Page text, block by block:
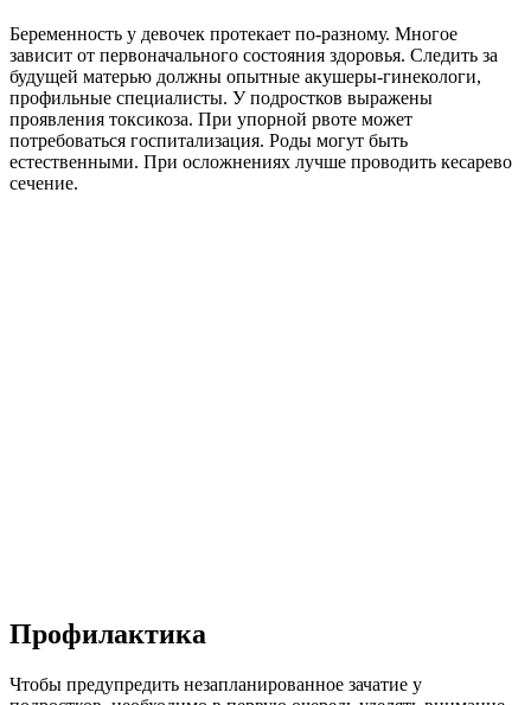
Беременность у девочек протекает по-разному. Многое
зависит от первоначального состояния здоровья. Следить за
будущей матерью должны опытные акушеры-гинекологи,
профильные специалисты. У подростков выражены
проявления токсикоза. При упорной рвоте может
потребоваться госпитализация. Роды могут быть
естественными. При осложнениях лучше проводить кесарево
сечение.
Профилактика
Чтобы предупредить незапланированное зачатие у